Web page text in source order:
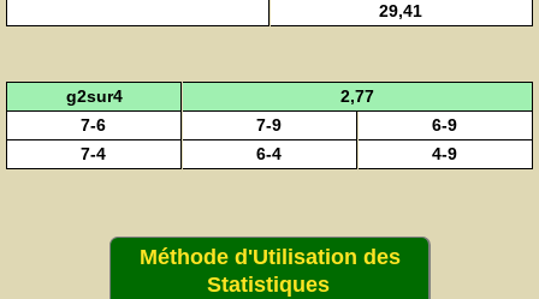
29,41
g2sur4
2,77
7-6
7-9
6-9
7-4
6-4 4-9
Méthode d'Utilisation des
Statistiques